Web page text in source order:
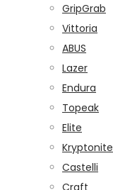
GripGrab
Vittoria
ABUS
Lazer
Endura
Topeak
Elite
Kryptonite
Castelli
Craft